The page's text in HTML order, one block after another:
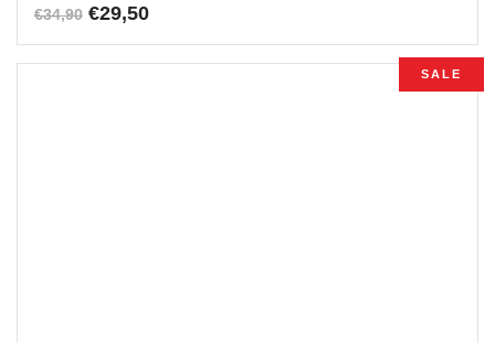
€34,90 Oorspronkelijke
was:
€29,50Huidige
is:
SALE